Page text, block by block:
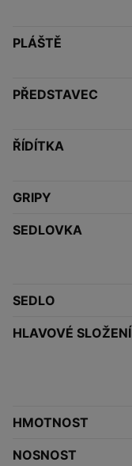
PLÁŠTĚ
PŘEDSTAVEC
ŘÍDÍTKA
GRIPY
SEDLOVKA
SEDLO
HLAVOVÉ SLOŽENÍ
HMOTNOST
NOSNOST